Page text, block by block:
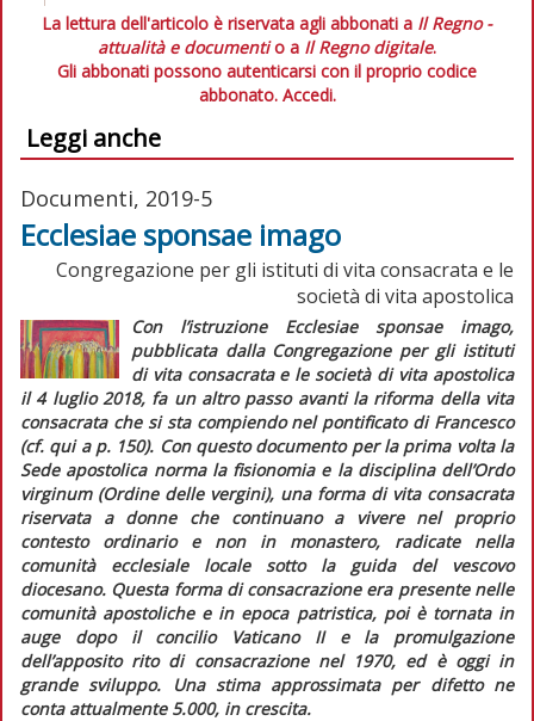
La lettura dell'articolo è riservata agli abbonati a Il Regno -
attualità e documentio a Il Regno digitale.
Gli abbonati possono autenticarsi con il proprio codice
abbonato. Accedi.
Leggi anche
Documenti, 2019-5
Ecclesiae sponsae imago
Congregazione per gli istituti di vita consacrata e le
società di vita apostolica
Con l’istruzione Ecclesiae sponsae imago,
pubblicata dalla Congregazione per gli istituti
di vita consacrata e le società di vita apostolica
il 4 luglio 2018, fa un altro passo avanti la riforma della vita
consacrata che si sta compiendo nel pontificato di Francesco
(cf. quia p. 150). Con questo documento per la prima volta la
Sede apostolica norma la fisionomia e la disciplina dell’Ordo
virginum (Ordine delle vergini), una forma di vita consacrata
riservata a donne che continuano a vivere nel proprio
contesto ordinario e non in monastero, radicate nella
comunità ecclesiale locale sotto la guida del vescovo
diocesano. Questa forma di consacrazione era presente nelle
comunità apostoliche e in epoca patristica, poi è tornata in
auge dopo il concilio Vaticano II e la promulgazione
dell’apposito rito di consacrazione nel 1970, ed è oggi in
grande sviluppo. Una stima approssimata per difetto ne
conta attualmente 5.000, in crescita.